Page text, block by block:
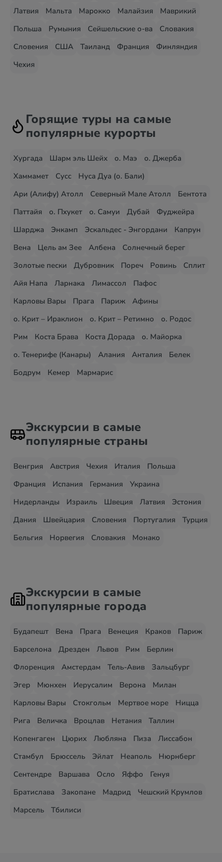
Латвия
Мальта Марокко Малайзия
Маврикий
Польша
Румыния Сейшельские о-ва
Словакия
Словения
США Таиланд Франция
Финляндия
Чехия
Горящие туры на самые
популярные курорты
Хургада Шарм эль Шейх о. Маэ
о. Джерба
Хаммамет
Сусс
Нуса Дуа (о. Бали)
Ари (Алифу) Атолл
Северный Мале Атолл
Бентота
Паттайя
о. Пхукет о. Самуи Дубай
Фуджейра
Шарджа
Энкамп Эскальдес - Энгордани
Капрун
Вена
Цель ам Зее Албена
Солнечный берег
Золотые пески
Дубровник Пореч Ровинь
Сплит
Айя Напа
Ларнака Лимассол
Пафос
Карловы Вары
Прага Париж
Афины
о. Крит – Ираклион
о. Крит – Ретимно
о. Родос
Рим
Коста Брава Коста Дорада
о. Майорка
о. Тенерифе (Канары)
Алания Анталия
Белек
Бодрум
Кемер Мармарис
Экскурсии в самые
популярные страны
Венгрия Австрия Чехия Италия
Польша
Франция
Испания Германия
Украина
Нидерланды
Израиль Швеция Латвия
Эстония
Дания
Швейцария Словения Португалия
Турция
Бельгия
Норвегия Словакия Монако
Экскурсии в самые
популярные города
Будапешт Вена Прага Венеция Краков
Париж
Барселона
Дрезден Львов Рим
Берлин
Флоренция
Амстердам Тель-Авив
Зальцбург
Эгер
Мюнхен Иерусалим Верона
Милан
Карловы Вары
Стокгольм Мертвое море
Ницца
Рига
Величка Вроцлав Нетания
Таллин
Копенгаген
Цюрих Любляна Пиза
Лиссабон
Стамбул
Брюссель Эйлат Неаполь
Нюрнберг
Сентендре
Варшава Осло Яффо
Генуя
Братислава
Закопане Мадрид
Чешский Крумлов
Марсель
Тбилиси